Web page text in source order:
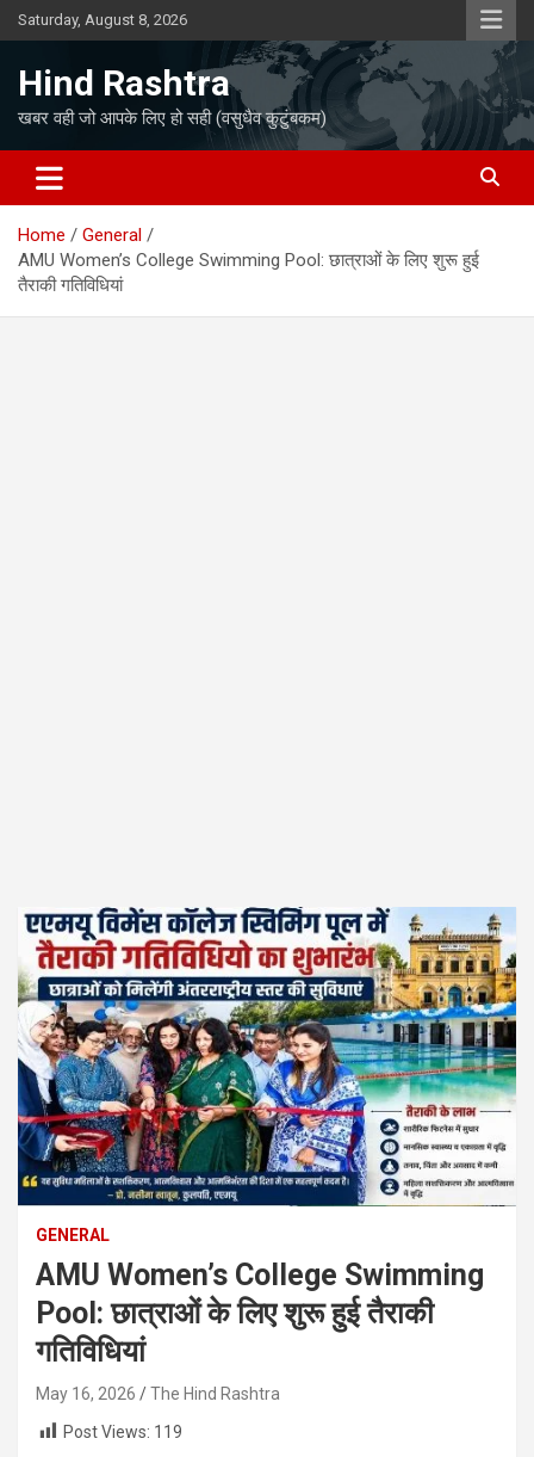
Skip
to
Saturday, August 8, 2026
Hind Rashtra
खबर वही जो आपके लिए हो सही (वसुधैव कुटुंबकम)
Home
General
AMU Women’s College Swimming Pool: छात्राओं के लिए शुरू हुई
तैराकी गतिविधियां
GENERAL
AMU Women’s College Swimming
Pool: छात्राओं के लिए शुरू हुई तैराकी
गतिविधियां
May 16, 2026
The Hind Rashtra
Post Views: 119